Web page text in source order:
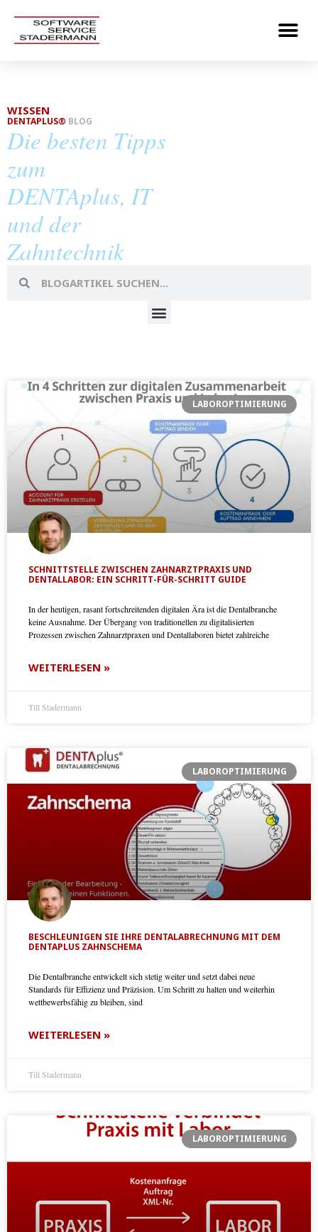
WISSEN
DENTAPLUS® BLOG
Die besten Tipps
zum
DENTAplus, IT
und der
Zahntechnik
LABOROPTIMIERUNG
SCHNITTSTELLE ZWISCHEN ZAHNARZTPRAXIS UND
DENTALLABOR: EIN SCHRITT-FÜR-SCHRITT GUIDE
In der heutigen, rasant fortschreitenden digitalen Ära ist die Dentalbranche
keine Ausnahme. Der Übergang von traditionellen zu digitalisierten
Prozessen zwischen Zahnarztpraxen und Dentallaboren bietet zahlreiche
WEITERLESEN »
Till Stadermann
LABOROPTIMIERUNG
BESCHLEUNIGEN SIE IHRE DENTALABRECHNUNG MIT DEM
DENTAPLUS ZAHNSCHEMA
Die Dentalbranche entwickelt sich stetig weiter und setzt dabei neue
Standards für Effizienz und Präzision. Um Schritt zu halten und weiterhin
wettbewerbsfähig zu bleiben, sind
WEITERLESEN »
Till Stadermann
LABOROPTIMIERUNG